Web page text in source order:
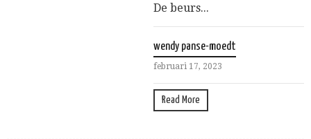
De beurs...
wendy panse-moedt
februari 17, 2023
Read More